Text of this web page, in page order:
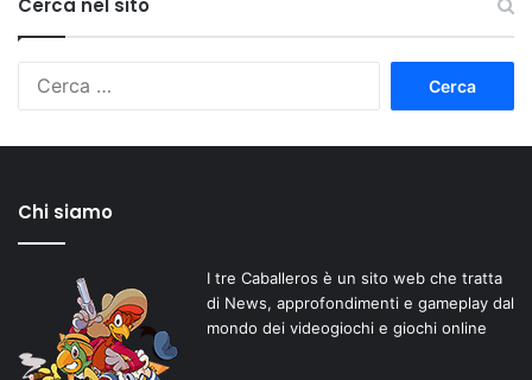
Chi siamo
I tre Caballeros è un sito web che tratta
di News, approfondimenti e gameplay dal
mondo dei videogiochi e giochi online